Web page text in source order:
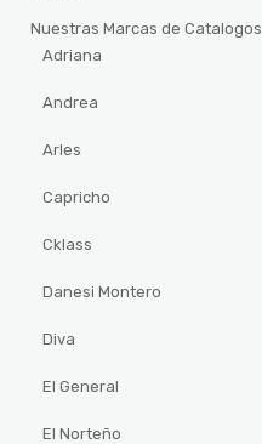
Nuestras Marcas de Catalogos
Adriana
Andrea
Arles
Capricho
Cklass
Danesi Montero
Diva
El General
El Norteño